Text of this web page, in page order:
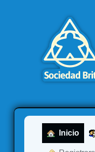
Inicio